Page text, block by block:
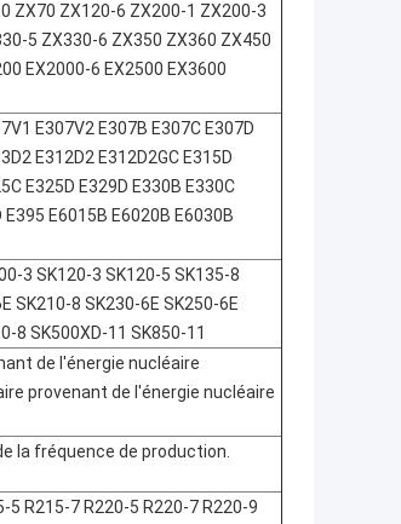
ZX70 ZX120-6 ZX200-1 ZX200-3
5 ZX330-6 ZX350 ZX360 ZX450
EX2000-6 EX2500 EX3600
E307V2 E307B E307C E307D
E312D2 E312D2GC E315D
E325D E329D E330B E330C
E395 E6015B E6020B E6030B
3 SK120-3 SK120-5 SK135-8
SK210-8 SK230-6E SK250-6E
8 SK500XD-11 SK850-11
de l'énergie nucléaire
provenant de l'énergie nucléaire
la fréquence de production.
5 R215-7 R220-5 R220-7 R220-9